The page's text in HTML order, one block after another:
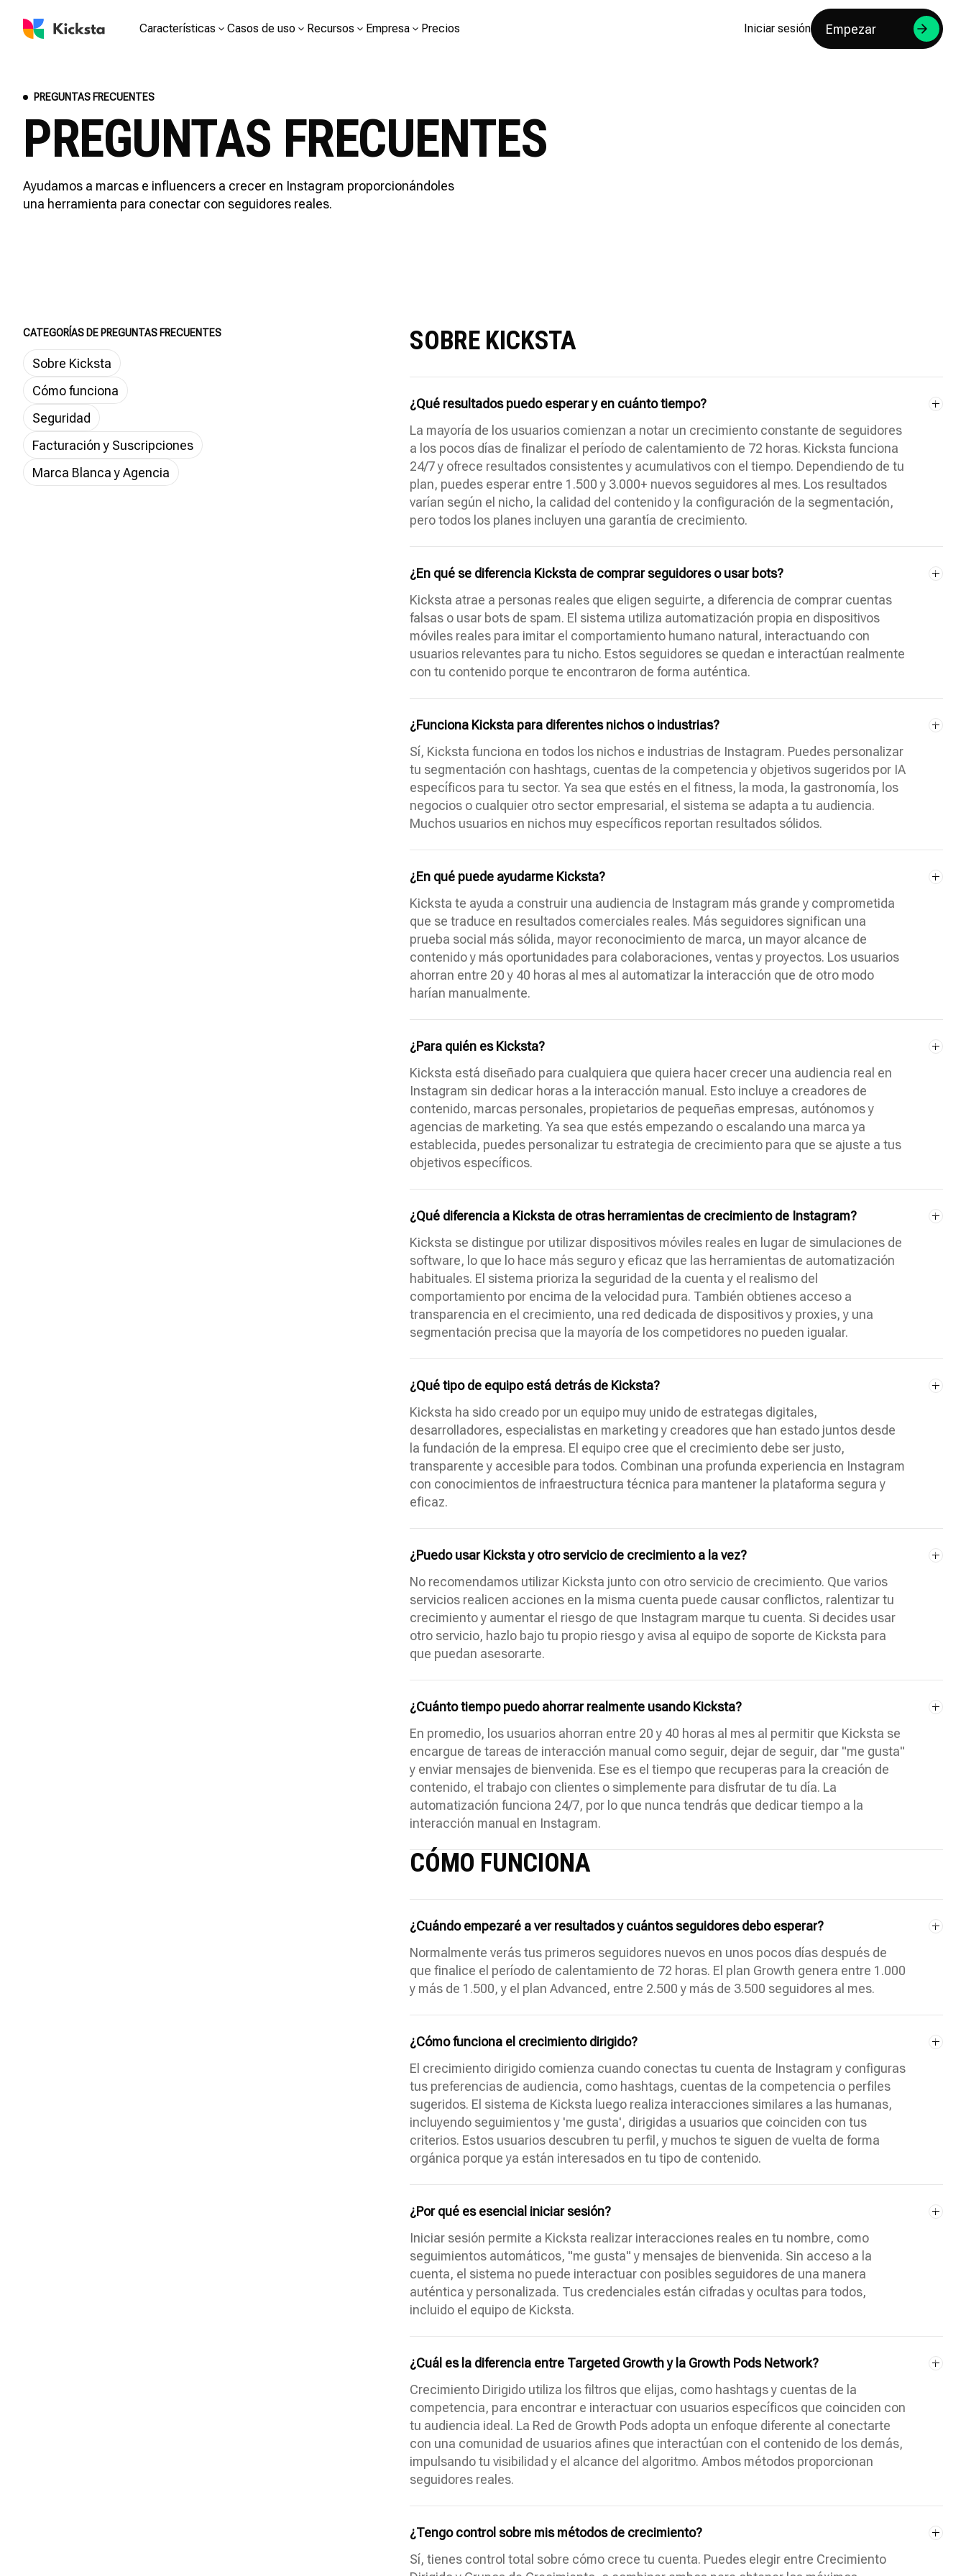
Características Casos de uso Recursos Empresa Precios Iniciar sesión Empezar
PREGUNTAS FRECUENTES
PREGUNTAS FRECUENTES
Ayudamos a marcas e influencers a crecer en Instagram proporcionándoles
una herramienta para conectar con seguidores reales.
CATEGORÍAS DE PREGUNTAS FRECUENTES
Sobre Kicksta
Cómo funciona
Seguridad
Facturación y Suscripciones
Marca Blanca y Agencia
SOBRE KICKSTA
¿Qué resultados puedo esperar y en cuánto tiempo?
La mayoría de los usuarios comienzan a notar un crecimiento constante de seguidores
a los pocos días de finalizar el período de calentamiento de 72 horas. Kicksta funciona
24/7 y ofrece resultados consistentes y acumulativos con el tiempo. Dependiendo de tu
plan, puedes esperar entre 1.500 y 3.000+ nuevos seguidores al mes. Los resultados
varían según el nicho, la calidad del contenido y la configuración de la segmentación,
pero todos los planes incluyen una garantía de crecimiento.
¿En qué se diferencia Kicksta de comprar seguidores o usar bots?
Kicksta atrae a personas reales que eligen seguirte, a diferencia de comprar cuentas
falsas o usar bots de spam. El sistema utiliza automatización propia en dispositivos
móviles reales para imitar el comportamiento humano natural, interactuando con
usuarios relevantes para tu nicho. Estos seguidores se quedan e interactúan realmente
con tu contenido porque te encontraron de forma auténtica.
¿Funciona Kicksta para diferentes nichos o industrias?
Sí, Kicksta funciona en todos los nichos e industrias de Instagram. Puedes personalizar
tu segmentación con hashtags, cuentas de la competencia y objetivos sugeridos por IA
específicos para tu sector. Ya sea que estés en el fitness, la moda, la gastronomía, los
negocios o cualquier otro sector empresarial, el sistema se adapta a tu audiencia.
Muchos usuarios en nichos muy específicos reportan resultados sólidos.
¿En qué puede ayudarme Kicksta?
Kicksta te ayuda a construir una audiencia de Instagram más grande y comprometida
que se traduce en resultados comerciales reales. Más seguidores significan una
prueba social más sólida, mayor reconocimiento de marca, un mayor alcance de
contenido y más oportunidades para colaboraciones, ventas y proyectos. Los usuarios
ahorran entre 20 y 40 horas al mes al automatizar la interacción que de otro modo
harían manualmente.
¿Para quién es Kicksta?
Kicksta está diseñado para cualquiera que quiera hacer crecer una audiencia real en
Instagram sin dedicar horas a la interacción manual. Esto incluye a creadores de
contenido, marcas personales, propietarios de pequeñas empresas, autónomos y
agencias de marketing. Ya sea que estés empezando o escalando una marca ya
establecida, puedes personalizar tu estrategia de crecimiento para que se ajuste a tus
objetivos específicos.
¿Qué diferencia a Kicksta de otras herramientas de crecimiento de Instagram?
Kicksta se distingue por utilizar dispositivos móviles reales en lugar de simulaciones de
software, lo que lo hace más seguro y eficaz que las herramientas de automatización
habituales. El sistema prioriza la seguridad de la cuenta y el realismo del
comportamiento por encima de la velocidad pura. También obtienes acceso a
transparencia en el crecimiento, una red dedicada de dispositivos y proxies, y una
segmentación precisa que la mayoría de los competidores no pueden igualar.
¿Qué tipo de equipo está detrás de Kicksta?
Kicksta ha sido creado por un equipo muy unido de estrategas digitales,
desarrolladores, especialistas en marketing y creadores que han estado juntos desde
la fundación de la empresa. El equipo cree que el crecimiento debe ser justo,
transparente y accesible para todos. Combinan una profunda experiencia en Instagram
con conocimientos de infraestructura técnica para mantener la plataforma segura y
eficaz.
¿Puedo usar Kicksta y otro servicio de crecimiento a la vez?
No recomendamos utilizar Kicksta junto con otro servicio de crecimiento. Que varios
servicios realicen acciones en la misma cuenta puede causar conflictos, ralentizar tu
crecimiento y aumentar el riesgo de que Instagram marque tu cuenta. Si decides usar
otro servicio, hazlo bajo tu propio riesgo y avisa al equipo de soporte de Kicksta para
que puedan asesorarte.
¿Cuánto tiempo puedo ahorrar realmente usando Kicksta?
En promedio, los usuarios ahorran entre 20 y 40 horas al mes al permitir que Kicksta se
encargue de tareas de interacción manual como seguir, dejar de seguir, dar "me gusta"
y enviar mensajes de bienvenida. Ese es el tiempo que recuperas para la creación de
contenido, el trabajo con clientes o simplemente para disfrutar de tu día. La
automatización funciona 24/7, por lo que nunca tendrás que dedicar tiempo a la
interacción manual en Instagram.
CÓMO FUNCIONA
¿Cuándo empezaré a ver resultados y cuántos seguidores debo esperar?
Normalmente verás tus primeros seguidores nuevos en unos pocos días después de
que finalice el período de calentamiento de 72 horas. El plan Growth genera entre 1.000
y más de 1.500, y el plan Advanced, entre 2.500 y más de 3.500 seguidores al mes.
¿Cómo funciona el crecimiento dirigido?
El crecimiento dirigido comienza cuando conectas tu cuenta de Instagram y configuras
tus preferencias de audiencia, como hashtags, cuentas de la competencia o perfiles
sugeridos. El sistema de Kicksta luego realiza interacciones similares a las humanas,
incluyendo seguimientos y 'me gusta', dirigidas a usuarios que coinciden con tus
criterios. Estos usuarios descubren tu perfil, y muchos te siguen de vuelta de forma
orgánica porque ya están interesados en tu tipo de contenido.
¿Por qué es esencial iniciar sesión?
Iniciar sesión permite a Kicksta realizar interacciones reales en tu nombre, como
seguimientos automáticos, "me gusta" y mensajes de bienvenida. Sin acceso a la
cuenta, el sistema no puede interactuar con posibles seguidores de una manera
auténtica y personalizada. Tus credenciales están cifradas y ocultas para todos,
incluido el equipo de Kicksta.
¿Cuál es la diferencia entre Targeted Growth y la Growth Pods Network?
Crecimiento Dirigido utiliza los filtros que elijas, como hashtags y cuentas de la
competencia, para encontrar e interactuar con usuarios específicos que coinciden con
tu audiencia ideal. La Red de Growth Pods adopta un enfoque diferente al conectarte
con una comunidad de usuarios afines que interactúan con el contenido de los demás,
impulsando tu visibilidad y el alcance del algoritmo. Ambos métodos proporcionan
seguidores reales.
¿Tengo control sobre mis métodos de crecimiento?
Sí, tienes control total sobre cómo crece tu cuenta. Puedes elegir entre Crecimiento